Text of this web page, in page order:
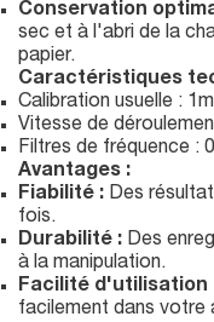
Conservation
sec et à l'abri de la
papier.
Caractéristiques
Calibration usuelle :
Vitesse de
Filtres de fréquence :
Avantages :
Fiabilité : Des
fois.
Durabilité : Des
à la manipulation.
Facilité d'utilisation
facilement dans votre